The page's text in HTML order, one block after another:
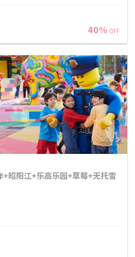
40% OFF
昭阳江+乐高乐园+草莓+无托雪